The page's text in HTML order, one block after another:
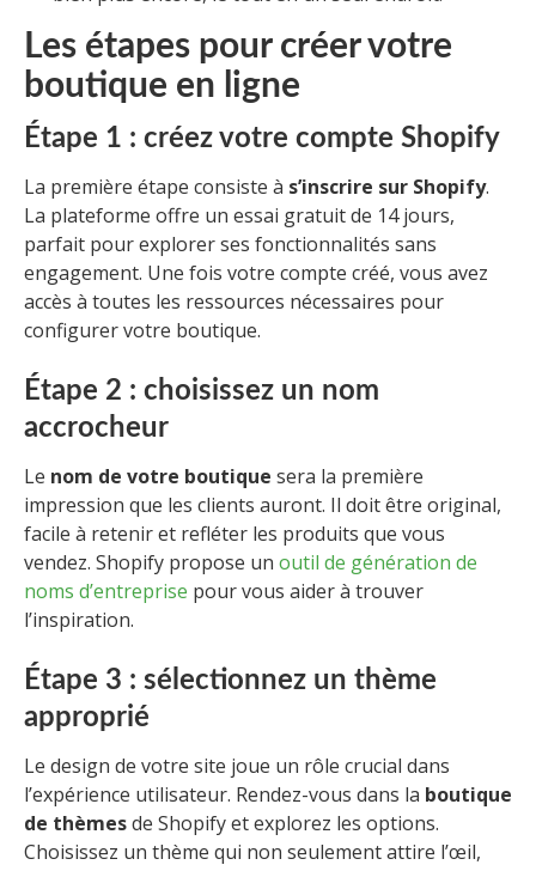
Les étapes pour créer votre
boutique en ligne
Étape 1 : créez votre compte Shopify
La première étape consiste à s’inscrire sur Shopify.
La plateforme offre un essai gratuit de 14 jours,
parfait pour explorer ses fonctionnalités sans
engagement. Une fois votre compte créé, vous avez
accès à toutes les ressources nécessaires pour
configurer votre boutique.
Étape 2 : choisissez un nom
accrocheur
Le nom de votre boutique sera la première
impression que les clients auront. Il doit être original,
facile à retenir et refléter les produits que vous
vendez. Shopify propose un outil de génération de
noms d’entreprise pour vous aider à trouver
l’inspiration.
Étape 3 : sélectionnez un thème
approprié
Le design de votre site joue un rôle crucial dans
l’expérience utilisateur. Rendez-vous dans la boutique
de thèmesde Shopify et explorez les options.
Choisissez un thème qui non seulement attire l’œil,